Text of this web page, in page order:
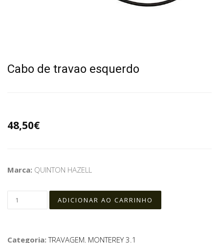
Cabo de travao esquerdo
48,50€
Marca: QUINTON HAZELL
Categoria:TRAVAGEM, MONTEREY 3.1